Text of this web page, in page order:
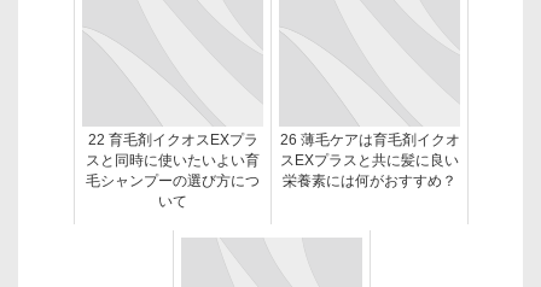
22 育毛剤イクオスEXプラ
スと同時に使いたいよい育
毛シャンプーの選び方につ
いて
26 薄毛ケアは育毛剤イクオ
スEXプラスと共に髪に良い
栄養素には何がおすすめ？